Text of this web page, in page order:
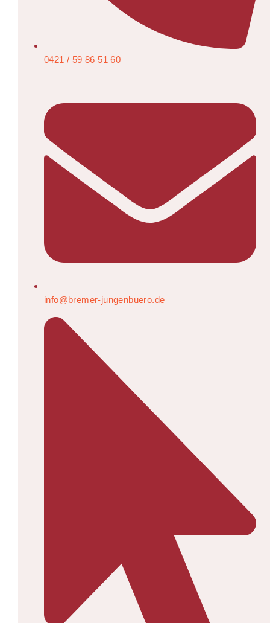
0421 / 59 86 51 60
info@bremer-jungenbuero.de